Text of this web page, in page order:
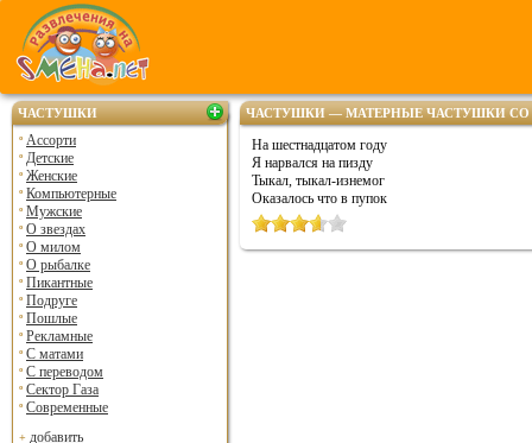
ЧАСТУШКИ
Ассорти
Детские
Женские
Компьютерные
Мужские
О звездах
О милом
О рыбалке
Пикантные
Подруге
Пошлые
Рекламные
С матами
С переводом
Сектор Газа
Современные
добавить
ЧАСТУШКИ — МАТЕРНЫЕ ЧАСТУШКИ
На шестнадцатом году
Я нарвался на пизду
Тыкал, тыкал-изнемог
Оказалось что в пупок